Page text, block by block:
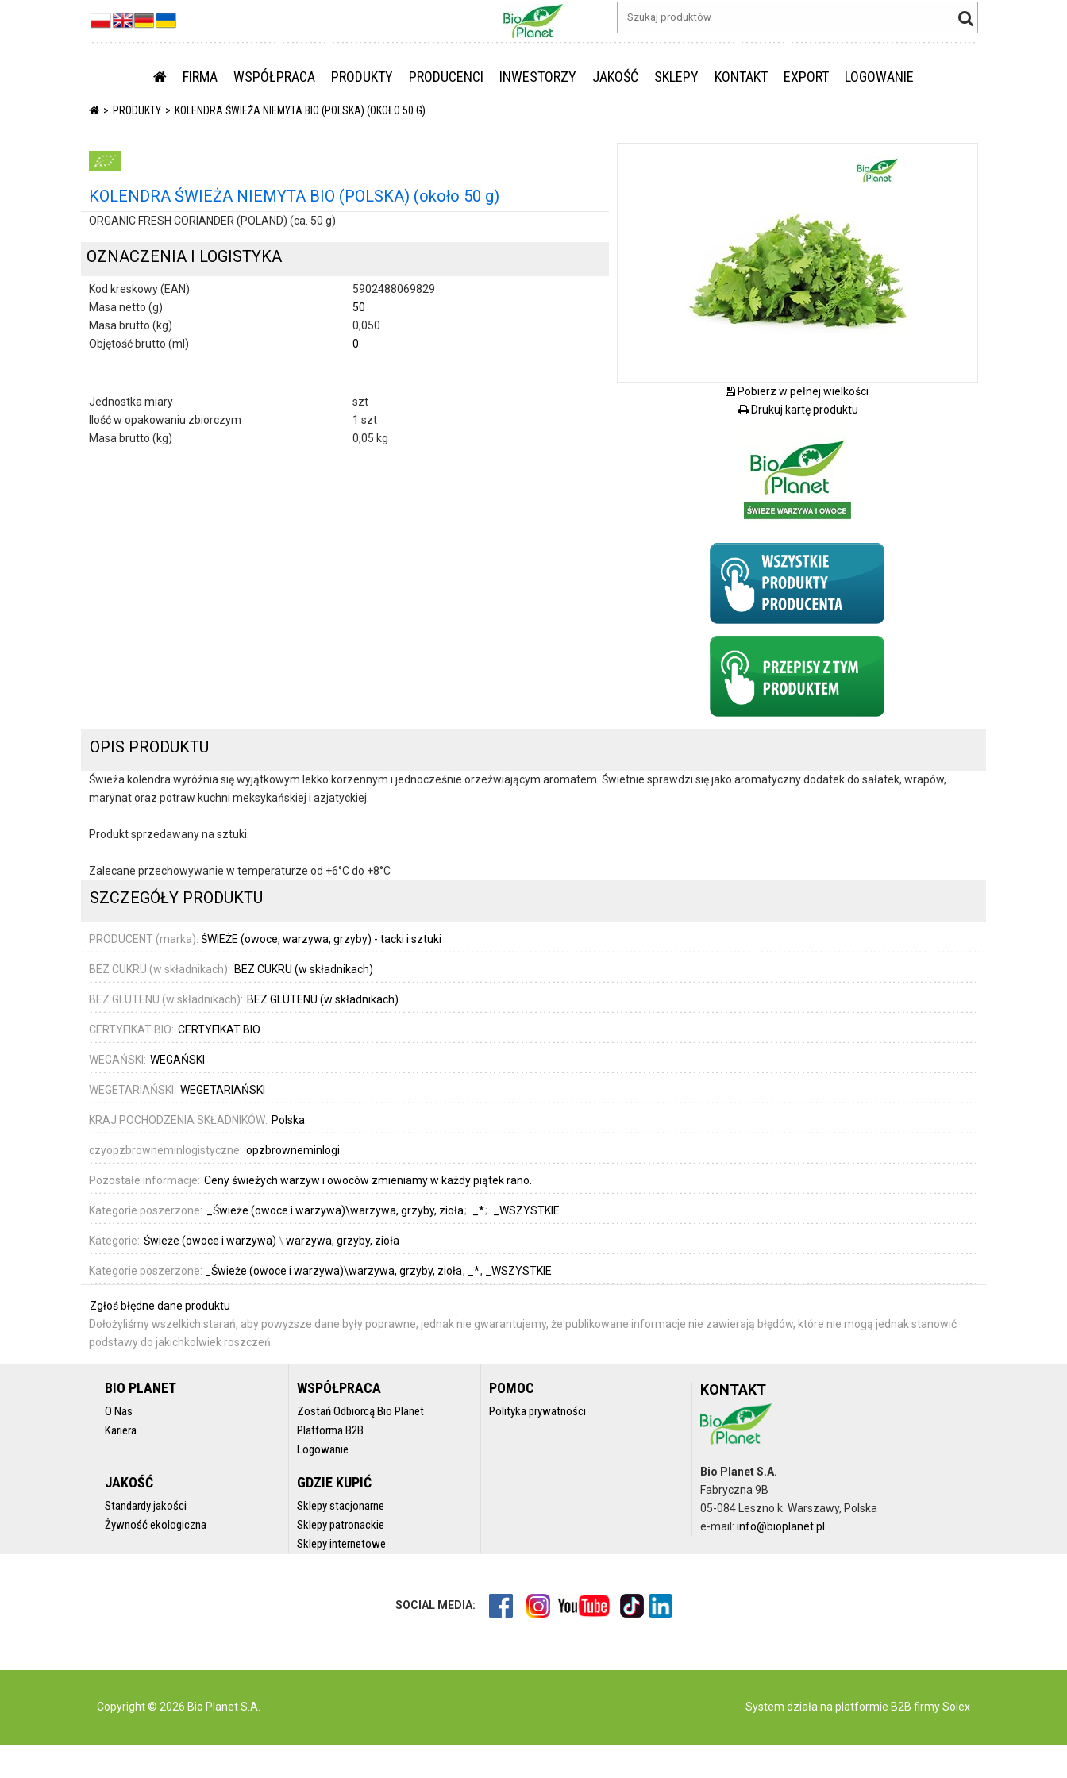
FIRMA WSPÓŁPRACA PRODUKTY PRODUCENCI INWESTORZY JAKOŚĆ SKLEPY KONTAKT EXPORT LOGOWANIE
PRODUKTY KOLENDRA ŚWIEŻA NIEMYTA BIO (POLSKA) (OKOŁO 50 G)
KOLENDRA ŚWIEŻA NIEMYTA BIO (POLSKA) (około 50 g)
ORGANIC FRESH CORIANDER (POLAND) (ca. 50 g)
OZNACZENIA I LOGISTYKA
Kod kreskowy (EAN)
5902488069829
Masa netto (g)
50
Masa brutto (kg)
0,050
Objętość brutto (ml)
0
Jednostka miary
szt
Ilość w opakowaniu zbiorczym
1 szt
Masa brutto (kg)
0,05 kg
Pobierz w pełnej wielkości
Drukuj kartę produktu
OPIS PRODUKTU
Świeża kolendra wyróżnia się wyjątkowym lekko korzennym i jednocześnie orzeźwiającym aromatem. Świetnie sprawdzi się jako aromatyczny dodatek do sałatek, wrapów,
marynat oraz potraw kuchni meksykańskiej i azjatyckiej.
Produkt sprzedawany na sztuki.
Zalecane przechowywanie w temperaturze od +6°C do +8°C
SZCZEGÓŁY PRODUKTU
PRODUCENT (marka): ŚWIEŻE (owoce, warzywa, grzyby) - tacki i sztuki
BEZ CUKRU (w składnikach): BEZ CUKRU (w składnikach)
BEZ GLUTENU (w składnikach): BEZ GLUTENU (w składnikach)
CERTYFIKAT BIO: CERTYFIKAT BIO
WEGAŃSKI: WEGAŃSKI
WEGETARIAŃSKI: WEGETARIAŃSKI
KRAJ POCHODZENIA SKŁADNIKÓW: Polska
czyopzbrowneminlogistyczne: opzbrowneminlogi
Pozostałe informacje: Ceny świeżych warzyw i owoców zmieniamy w każdy piątek rano.
Kategorie poszerzone: _Świeże (owoce i warzywa)\warzywa, grzyby, zioła _* _WSZYSTKIE
Kategorie: Świeże (owoce i warzywa) \ warzywa, grzyby, zioła
Kategorie poszerzone: _Świeże (owoce i warzywa)\warzywa, grzyby, zioła _* _WSZYSTKIE
Zgłoś błędne dane produktu
Dołożyliśmy wszelkich starań, aby powyższe dane były poprawne, jednak nie gwarantujemy, że publikowane informacje nie zawierają błędów, które nie mogą jednak stanowić
podstawy do jakichkolwiek roszczeń.
BIO PLANET
O Nas
Kariera
WSPÓŁPRACA
Zostań Odbiorcą Bio Planet
Platforma B2B
Logowanie
POMOC
Polityka prywatności
JAKOŚĆ
Standardy jakości
Żywność ekologiczna
GDZIE KUPIĆ
Sklepy stacjonarne
Sklepy patronackie
Sklepy internetowe
KONTAKT
Bio Planet S.A.
Fabryczna 9B
05-084 Leszno k. Warszawy, Polska
e-mail:info@bioplanet.pl
SOCIAL MEDIA:
Copyright © 2026 Bio Planet S.A. System działa na platformie B2B firmy Solex